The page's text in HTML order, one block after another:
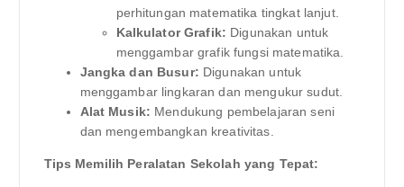
perhitungan matematika tingkat lanjut.
Kalkulator Grafik: Digunakan untuk
menggambar grafik fungsi matematika.
Jangka dan Busur: Digunakan untuk
menggambar lingkaran dan mengukur sudut.
Alat Musik: Mendukung pembelajaran seni
dan mengembangkan kreativitas.
Tips Memilih Peralatan Sekolah yang Tepat: